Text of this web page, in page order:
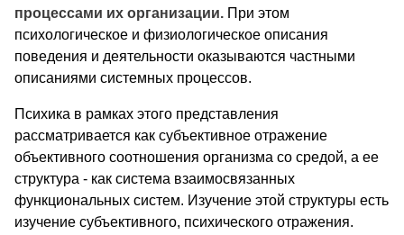
процессами их организации. При этом
психологическое и физиологическое описания
поведения и деятельности оказываются частными
описаниями системных процессов.
Психика в рамках этого представления
рассматривается как субъективное отражение
объективного соотношения организма со средой, а ее
структура - как система взаимосвязанных
функциональных систем. Изучение этой структуры есть
изучение субъективного, психического отражения.